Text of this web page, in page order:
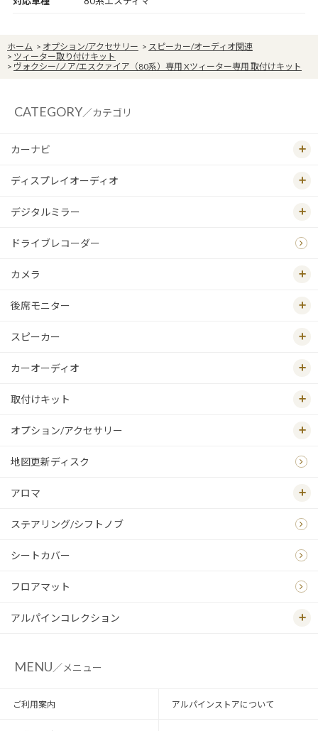
ホーム > オプション/アクセサリー > スピーカー/オーディオ関連
> ツィーター取り付けキット
> ヴォクシー/ノア/エスクァイア（80系）専用 Xツィーター専用 取付けキット
CATEGORY／カテゴリ
カーナビ
ディスプレイオーディオ
デジタルミラー
ドライブレコーダー
カメラ
後席モニター
スピーカー
カーオーディオ
取付けキット
オプション/アクセサリー
地図更新ディスク
アロマ
ステアリング/シフトノブ
シートカバー
フロアマット
アルパインコレクション
MENU／メニュー
ご利用案内 アルパインストアについて